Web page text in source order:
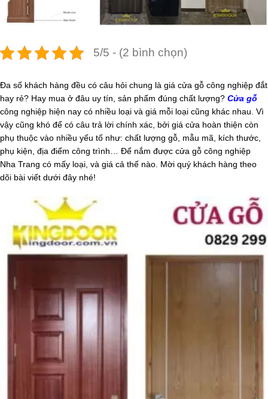
5/5 - (2 bình chọn)
Đa số khách hàng đều có câu hỏi chung là giá cửa gỗ công nghiệp đắt
hay rẻ? Hay mua ở đâu uy tín, sản phẩm đúng chất lượng? Cửa gỗ
công nghiệp hiện nay có nhiều loại và giá mỗi loại cũng khác nhau. Vì
vậy cũng khó để có câu trả lời chính xác, bởi giá cửa hoàn thiện còn
phụ thuộc vào nhiều yếu tố như: chất lượng gỗ, mẫu mã, kích thước,
phụ kiện, địa điểm công trình… Để nắm được cửa gỗ công nghiệp
Nha Trang có mấy loại, và giá cả thế nào. Mời quý khách hàng theo
dõi bài viết dưới đây nhé!